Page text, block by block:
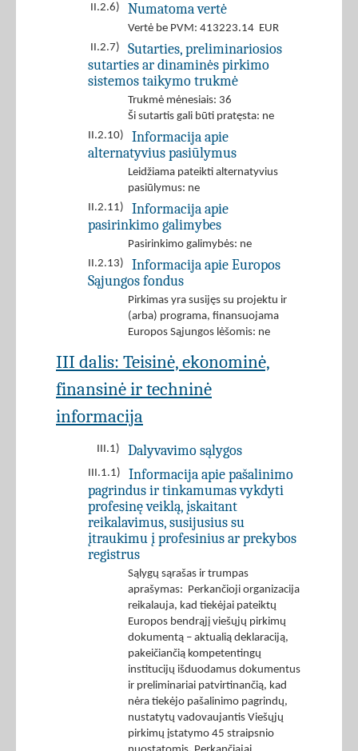
II.2.6)
Numatoma vertė
Vertė be PVM: 413223.14 EUR
II.2.7)
Sutarties, preliminariosios
sutarties ar dinaminės pirkimo
sistemos taikymo trukmė
Trukmė mėnesiais: 36
Ši sutartis gali būti pratęsta: ne
II.2.10)
Informacija apie
alternatyvius pasiūlymus
Leidžiama pateikti alternatyvius
pasiūlymus: ne
II.2.11)
Informacija apie
pasirinkimo galimybes
Pasirinkimo galimybės: ne
II.2.13)
Informacija apie Europos
Sąjungos fondus
Pirkimas yra susijęs su projektu ir
(arba) programa, finansuojama
Europos Sąjungos lėšomis: ne
III dalis: Teisinė, ekonominė,
finansinė ir techninė
informacija
III.1) Dalyvavimo sąlygos
III.1.1)
Informacija apie pašalinimo
pagrindus ir tinkamumas vykdyti
profesinę veiklą, įskaitant
reikalavimus, susijusius su
įtraukimu į profesinius ar prekybos
registrus
Sąlygų sąrašas ir trumpas
aprašymas: Perkančioji organizacija
reikalauja, kad tiekėjai pateiktų
Europos bendrąjį viešųjų pirkimų
dokumentą – aktualią deklaraciją,
pakeičiančią kompetentingų
institucijų išduodamus dokumentus
ir preliminariai patvirtinančią, kad
nėra tiekėjo pašalinimo pagrindų,
nustatytų vadovaujantis Viešųjų
pirkimų įstatymo 45 straipsnio